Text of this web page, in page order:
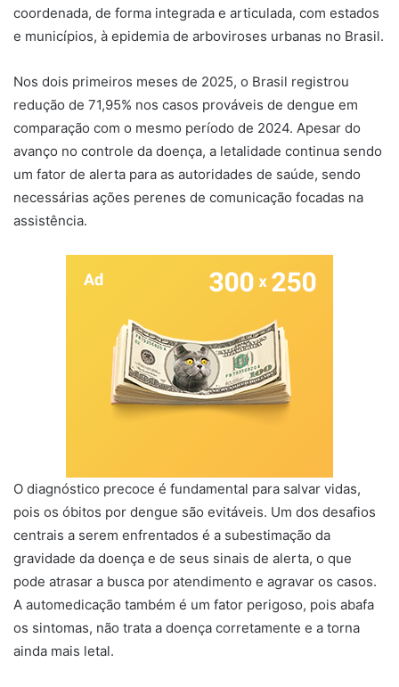
coordenada, de forma integrada e articulada, com estados
e municípios, à epidemia de arboviroses urbanas no Brasil.
Nos dois primeiros meses de 2025, o Brasil registrou
redução de 71,95% nos casos prováveis de dengue em
comparação com o mesmo período de 2024. Apesar do
avanço no controle da doença, a letalidade continua sendo
um fator de alerta para as autoridades de saúde, sendo
necessárias ações perenes de comunicação focadas na
assistência.
O diagnóstico precoce é fundamental para salvar vidas,
pois os óbitos por dengue são evitáveis. Um dos desafios
centrais a serem enfrentados é a subestimação da
gravidade da doença e de seus sinais de alerta, o que
pode atrasar a busca por atendimento e agravar os casos.
A automedicação também é um fator perigoso, pois abafa
os sintomas, não trata a doença corretamente e a torna
ainda mais letal.